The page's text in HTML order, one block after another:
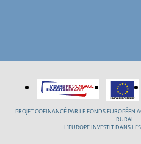
PROJET COFINANCÉ PAR LE FONDS EUROPÉEN
RURAL
L’EUROPE INVESTIT DANS